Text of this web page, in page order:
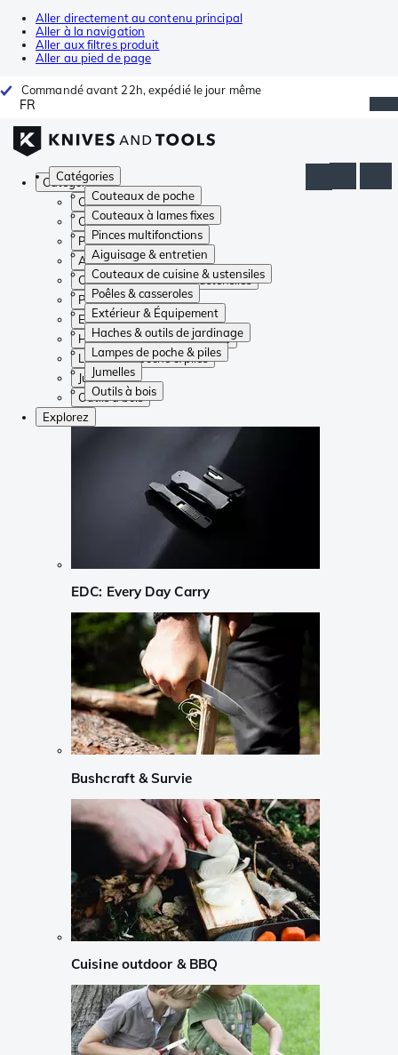
Aller directement au contenu principal
Aller à la navigation
Aller aux filtres produit
Aller au pied de page
Commandé avant 22h, expédié le jour même
FR
Catégories
Couteaux de poche
Couteaux à lames fixes
Pinces multifonctions
Aiguisage & entretien
Couteaux de cuisine & ustensiles
Poêles & casseroles
Extérieur & Équipement
Haches & outils de jardinage
Lampes de poche & piles
Jumelles
Outils à bois
Catégories
Couteaux de poche
Couteaux à lames fixes
Pinces multifonctions
Aiguisage & entretien
Couteaux de cuisine & ustensiles
Poêles & casseroles
Extérieur & Équipement
Haches & outils de jardinage
Lampes de poche & piles
Jumelles
Outils à bois
Explorez
EDC: Every Day Carry
Bushcraft & Survie
Cuisine outdoor & BBQ